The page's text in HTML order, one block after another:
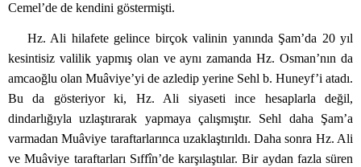
Cemel’de de kendini göstermişti.
Hz. Ali hilafete gelince birçok valinin yanında Şam’da 20 yıl
kesintisiz valilik yapmış olan ve aynı zamanda Hz. Osman’nın da
amcaoğlu olan Muâviye’yi de azledip yerine Sehl b. Huneyf’i atadı.
Bu da gösteriyor ki, Hz. Ali siyaseti ince hesaplarla değil,
dindarlığıyla uzlaştırarak yapmaya çalışmıştır. Sehl daha Şam’a
varmadan Muâviye taraftarlarınca uzaklaştırıldı. Daha sonra Hz. Ali
ve Muâviye taraftarları Sıffîn’de karşılaştılar. Bir aydan fazla süren